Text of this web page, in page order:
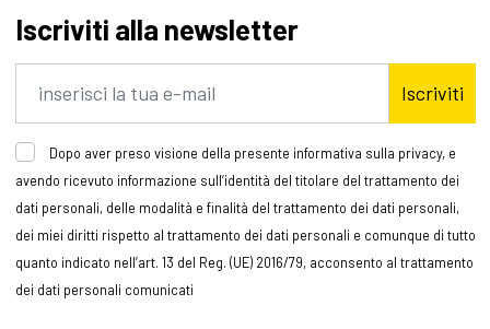
Iscriviti alla newsletter
Iscriviti
Dopo aver preso visione della presente informativa sulla privacy, e
avendo ricevuto informazione sull’identità del titolare del trattamento dei
dati personali, delle modalità e finalità del trattamento dei dati personali,
dei miei diritti rispetto al trattamento dei dati personali e comunque di tutto
quanto indicato nell’art. 13 del Reg. (UE) 2016/79, acconsento al trattamento
dei dati personali comunicati